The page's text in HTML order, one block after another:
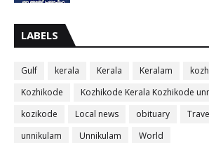
LABELS
Gulf kerala Kerala Keralam
Kozhikode
Kozhikode Kerala Kozhikode
kozikode
Local news obituary
unnikulam
Unnikulam World